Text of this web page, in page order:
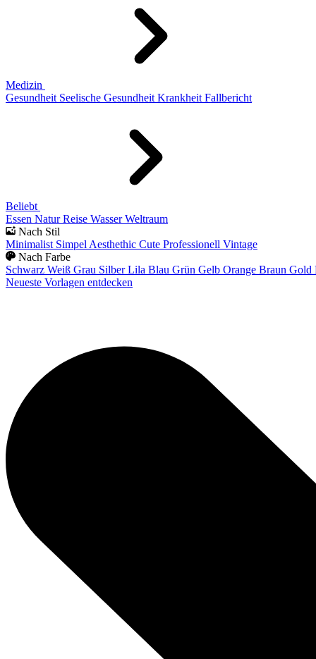
Medizin
Gesundheit Seelische Gesundheit Krankheit Fallbericht
Beliebt
Essen Natur Reise Wasser Weltraum
Nach Stil
Minimalist Simpel Aesthethic Cute Professionell Vintage
Nach Farbe
Schwarz Weiß Grau Silber Lila Blau Grün Gelb Orange Braun Gold
Neueste Vorlagen entdecken